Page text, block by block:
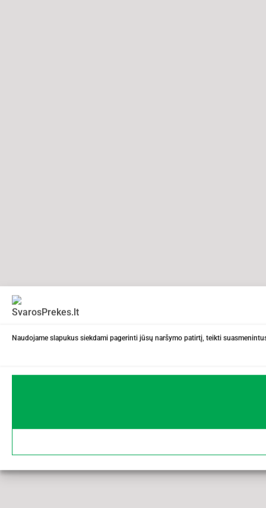
Naudojame slapukus siekdami pagerinti jūsų naršymo patirtį, teikti